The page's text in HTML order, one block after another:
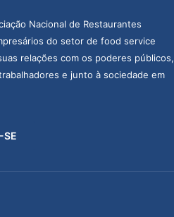
Nacional de Restaurantes
do setor de food service
relações com os poderes públicos,
e junto à sociedade em
SE